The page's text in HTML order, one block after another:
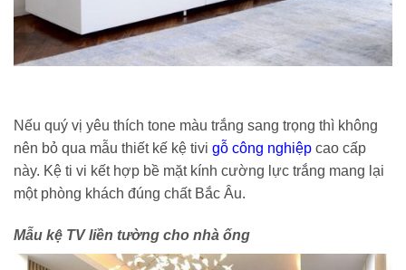
Nếu quý vị yêu thích tone màu trắng sang trọng thì không
nên bỏ qua mẫu thiết kế kệ tivi gỗ công nghiệp cao cấp
này. Kệ ti vi kết hợp bề mặt kính cường lực trắng mang lại
một phòng khách đúng chất Bắc Âu.
Mẫu kệ TV liền tường cho nhà ống